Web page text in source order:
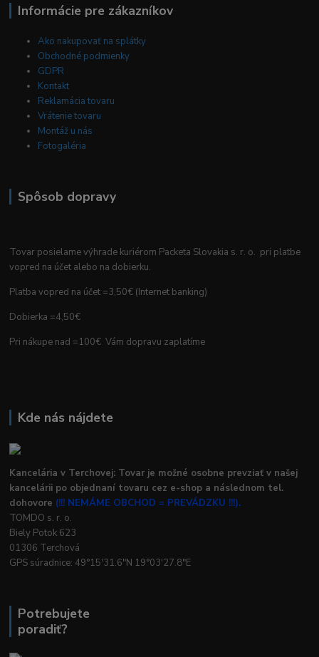
Informácie pre zákazníkov
Ako nakupovať na splátky
Obchodné podmienky
GDPR
Kontakt
Reklamácia tovaru
Vrátenie tovaru
Montáž u nás
Fotogaléria
Spôsob dopravy
Tovar posielame výhrade kuriérom Packeta Slovakia s. r. o. pri platbe
vopred na účet alebo na dobierku.
Platba vopred na účet =3,50€ (Internet banking)
Dobierka =4,50€
Pri nákupe nad =100€ Vám dopravu zaplatíme
Kde nás nájdete
Kancelária v Terchovej: Tovar je možné osobne prevziať v našej
kancelárii po objednaní tovaru cez e-shop a následnom tel.
dohovore (!!! NEMÁME OBCHOD = PREVÁDZKU !!!).
TOMDO s. r. o.
Biely Potok 623
01306 Terchová
GPS súradnice: 49°15'31.6"N 19°03'27.8"E
Potrebujete
poradiť?